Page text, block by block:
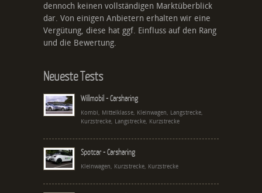
dennoch keinen vollständigen Marktüberblick
dar. Von einigen Anbietern erhalten wir eine
Vergütung, diese hat ggf. Einfluss auf den Rang
und die Bewertung.
Neueste Tests
Willmobil - Carsharing
Kombi, Mittelklasse, Kleinwagen, Langstrecke,
Kurzstrecke, Langstrecke, Kurzstrecke
Spotcar - Carsharing
Kleinwagen, Kurzstrecke, Kurzstrecke